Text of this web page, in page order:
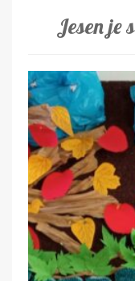
Jesen je